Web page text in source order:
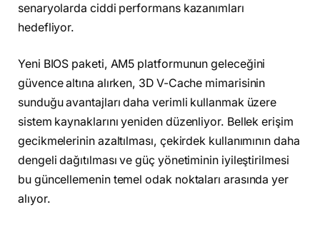
senaryolarda ciddi performans kazanımları
hedefliyor.
Yeni BIOS paketi, AM5 platformunun geleceğini
güvence altına alırken, 3D V-Cache mimarisinin
sunduğu avantajları daha verimli kullanmak üzere
sistem kaynaklarını yeniden düzenliyor. Bellek erişim
gecikmelerinin azaltılması, çekirdek kullanımının daha
dengeli dağıtılması ve güç yönetiminin iyileştirilmesi
bu güncellemenin temel odak noktaları arasında yer
alıyor.